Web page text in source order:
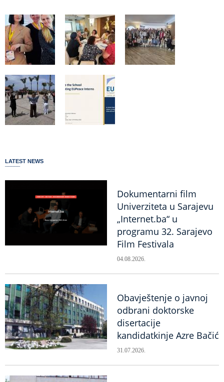
LATEST NEWS
Dokumentarni film
Univerziteta u Sarajevu
„Internet.ba“ u
programu 32. Sarajevo
Film Festivala
04.08.2026.
Obavještenje o javnoj
odbrani doktorske
disertacije
kandidatkinje Azre Bačić
31.07.2026.